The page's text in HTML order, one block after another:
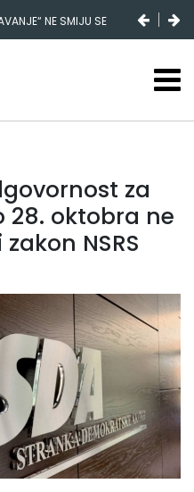
NE SMIJU SE
za
28. oktobra ne
NSRS